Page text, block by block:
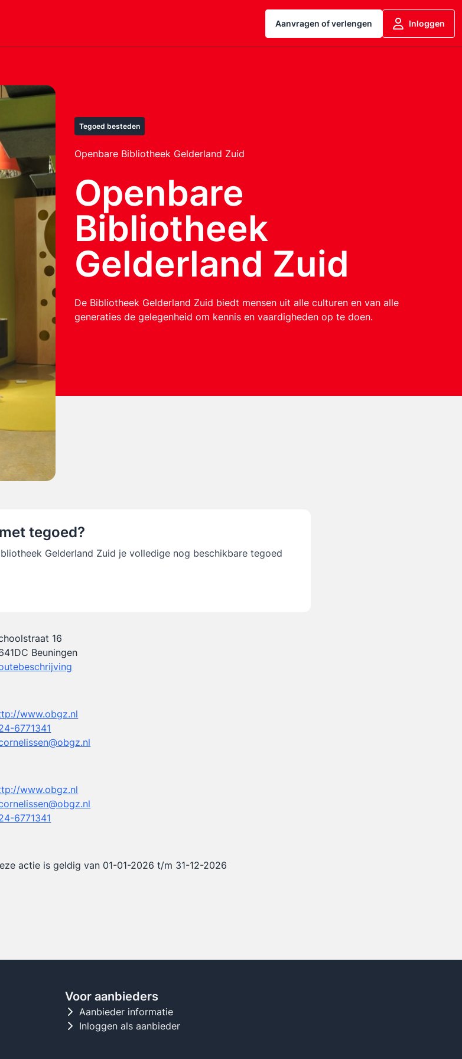
Aanvragen of verlengen Inloggen
Tegoed besteden
Openbare Bibliotheek Gelderland Zuid
Openbare
Bibliotheek
Gelderland Zuid
De Bibliotheek Gelderland Zuid biedt mensen uit alle culturen en van alle
generaties de gelegenheid om kennis en vaardigheden op te doen.
tegoed?
Gelderland Zuid je volledige nog beschikbare tegoed
16
Beuningen
www.obgz.nl
6771341
www.obgz.nl
6771341
actie is geldig van 01-01-2026 t/m 31-12-2026
Voor aanbieders
Aanbieder informatie
Inloggen als aanbieder